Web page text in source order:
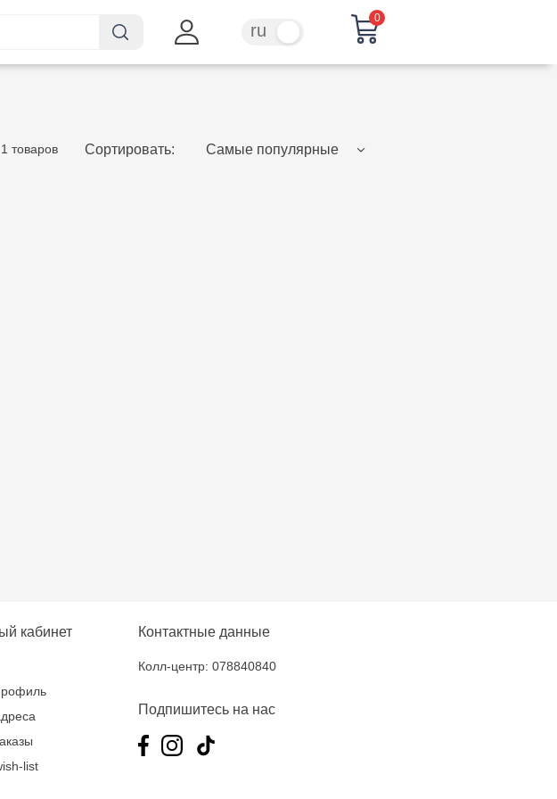
ru
0
1 товаров Сортировать: Самые популярные
кабинет
list
Контактные данные
Колл-центр: 078840840
Подпишитесь на нас